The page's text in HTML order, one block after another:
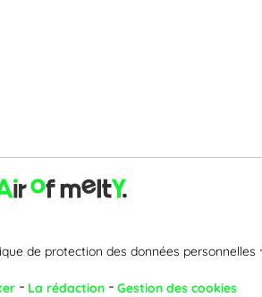
de protection des données personnelles
La rédaction Gestion des cookies